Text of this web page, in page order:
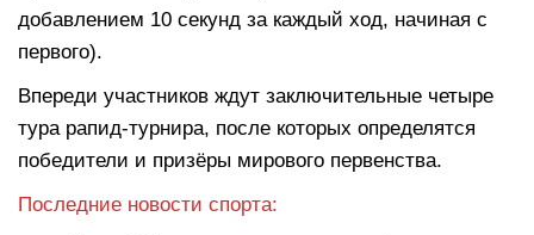
добавлением 10 секунд за каждый ход, начиная с
первого).
Впереди участников ждут заключительные четыре
тура рапид-турнира, после которых определятся
победители и призёры мирового первенства.
Последние новости спорта: